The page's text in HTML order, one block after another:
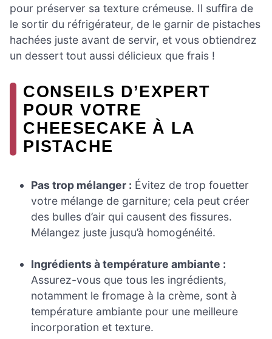
pour préserver sa texture crémeuse. Il suffira de
le sortir du réfrigérateur, de le garnir de pistaches
hachées juste avant de servir, et vous obtiendrez
un dessert tout aussi délicieux que frais !
CONSEILS D’EXPERT
POUR VOTRE
CHEESECAKE À LA
PISTACHE
Pas trop mélanger : Évitez de trop fouetter
votre mélange de garniture; cela peut créer
des bulles d’air qui causent des fissures.
Mélangez juste jusqu’à homogénéité.
Ingrédients à température ambiante :
Assurez-vous que tous les ingrédients,
notamment le fromage à la crème, sont à
température ambiante pour une meilleure
incorporation et texture.